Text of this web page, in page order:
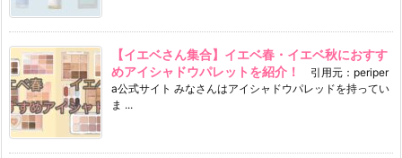
【イエベさん集合】イエベ春・イエベ秋におすす
めアイシャドウパレットを紹介！
引用元：periper
a公式サイト みなさんはアイシャドウパレッドを持ってい
ま ...